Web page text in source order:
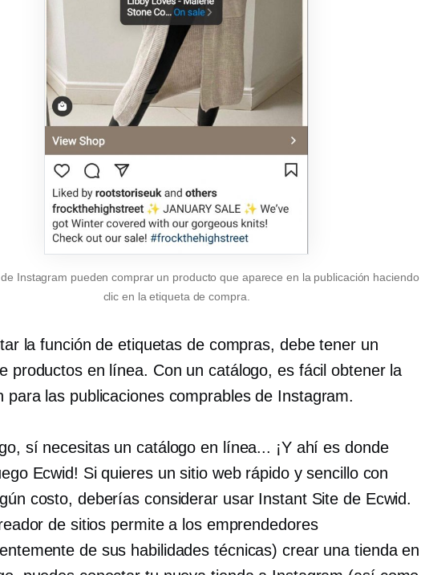
Instagram pueden comprar un producto que aparece en la publicación haciendo
clic en la etiqueta de compra.
la función de etiquetas de compras, debe tener un
productos en línea. Con un catálogo, es fácil obtener la
para las publicaciones comprables de Instagram.
sí necesitas un catálogo en línea... ¡Y ahí es donde
Ecwid! Si quieres un sitio web rápido y sencillo con
costo, deberías considerar usar Instant Site de Ecwid.
de sitios permite a los emprendedores
de sus habilidades técnicas) crear una tienda en